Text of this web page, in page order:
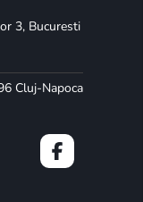
3, Bucuresti
Cluj-Napoca